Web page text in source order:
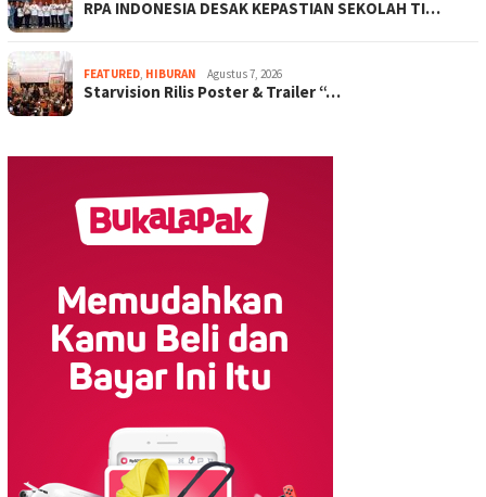
RPA INDONESIA DESAK KEPASTIAN SEKOLAH TI…
FEATURED HIBURAN Agustus 7, 2026
Starvision Rilis Poster & Trailer “…